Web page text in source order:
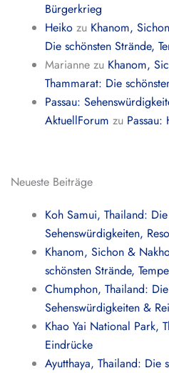
Bürgerkrieg
Heiko zu Khanom,
Die schönsten Strände,
Marianne zu Khanom,
Thammarat: Die
Passau:
AktuellForum zu
Neueste Beiträge
Koh Samui, Thailand:
Sehenswürdigkeiten,
Khanom, Sichon &
schönsten Strände,
Chumphon, Thailand:
Sehenswürdigkeiten &
Khao Yai National Park,
Eindrücke
Ayutthaya, Thailand: Die